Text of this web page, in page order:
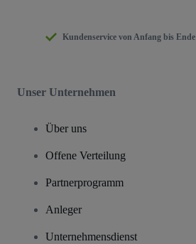
Kundenservice von Anfang bis Ende
Unser Unternehmen
Über uns
Offene Verteilung
Partnerprogramm
Anleger
Unternehmensdienst